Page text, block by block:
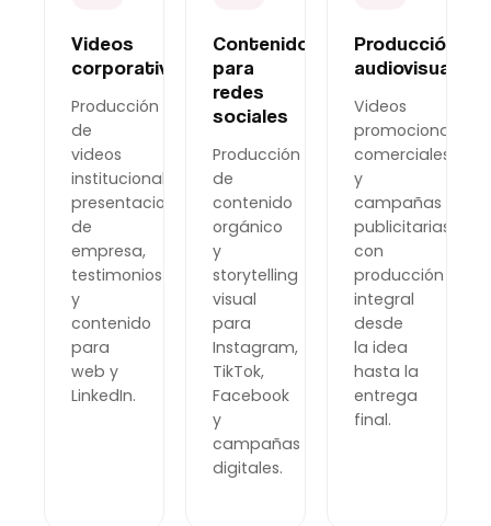
Videos
corporativos
Producción
de
videos
institucionales,
presentaciones
de
empresa,
testimonios
y
contenido
para
web y
LinkedIn.
Contenido
para
redes
sociales
Producción
de
contenido
orgánico
y
storytelling
visual
para
Instagram,
TikTok,
Facebook
y
campañas
digitales.
Producción
audiovisual
Videos
promocionales,
comerciales
y
campañas
publicitarias
con
producción
integral
desde
la idea
hasta la
entrega
final.